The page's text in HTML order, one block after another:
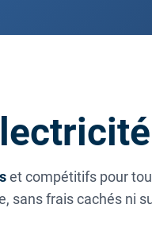
et compétitifs pour
sans frais cachés ni